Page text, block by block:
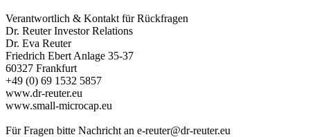
Verantwortlich & Kontakt für Rückfragen
Dr. Reuter Investor Relations
Dr. Eva Reuter
Friedrich Ebert Anlage 35-37
60327 Frankfurt
+49 (0) 69 1532 5857
www.dr-reuter.eu
www.small-microcap.eu
Für Fragen bitte Nachricht an e-reuter@dr-reuter.eu